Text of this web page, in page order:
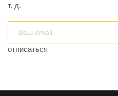
т. д.
отписаться